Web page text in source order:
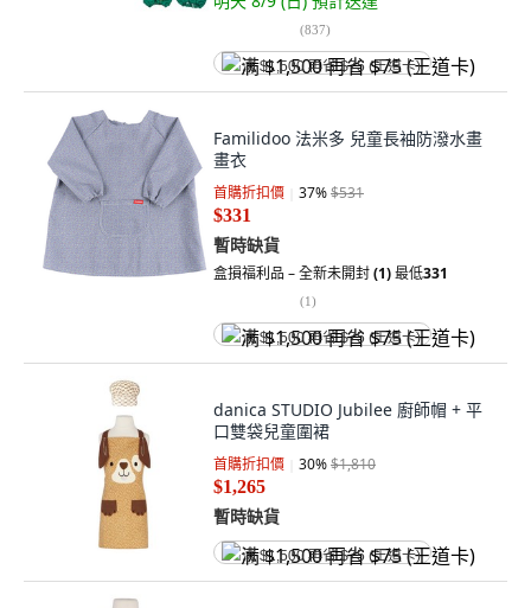
(837)
满 $1,500 再省 $75 (王道卡)
Familidoo 法米多 兒童長袖防潑水畫
畫衣
首購折扣價 37%$531
$331
暫時缺貨
盒損福利品 – 全新未開封(1)最低331
(1)
满 $1,500 再省 $75 (王道卡)
danica STUDIO Jubilee 廚師帽 + 平
口雙袋兒童圍裙
首購折扣價 30%$1,810
$1,265
暫時缺貨
满 $1,500 再省 $75 (王道卡)